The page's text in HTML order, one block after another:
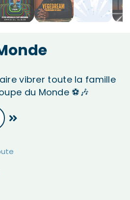
vibrer toute la famille
du Monde ⚽🎶